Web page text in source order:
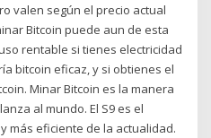
valen según el precio actual
Bitcoin puede aun de esta
rentable si tienes electricidad
bitcoin eficaz, y si obtienes el
Minar Bitcoin es la manera
al mundo. El S9 es el
más eficiente de la actualidad.